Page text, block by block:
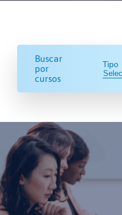
Buscar
por
cursos
Tipo